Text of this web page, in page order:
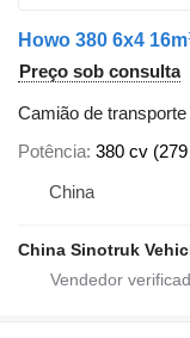
Howo 380 6x4
Preço sob consulta
Camião de
Potência 380 cv
China
China Sinotruk